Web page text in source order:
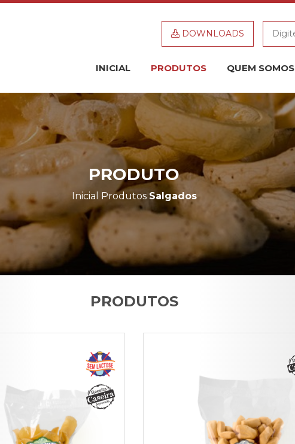
DOWNLOADS
INICIAL PRODUTOS QUEM SOMOS
PRODUTO
Inicial Produtos Salgados
PRODUTOS